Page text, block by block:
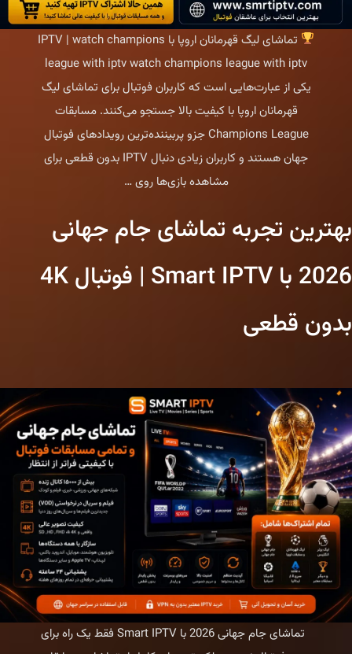
تماشای لیگ قهرمانان اروپا با IPTV | watch champions
league with iptv watch champions league with iptv
یکی از عبارت‌هایی است که کاربران فوتبال برای تماشای لیگ
قهرمانان اروپا با کیفیت بالا جستجو می‌کنند. مسابقات
Champions League جزو پربیننده‌ترین رویدادهای فوتبال
جهان هستند و کاربران زیادی دنبال IPTV بدون قطعی برای
مشاهده بازی‌ها روی…
برای
قهرمانان
league
iptv
بهترین تجربه تماشای جام جهانی
2026 با Smart IPTV | فوتبال 4K
بدون قطعی
تماشای جام جهانی 2026 با Smart IPTV فقط یک راه برای